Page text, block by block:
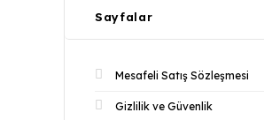
Sayfalar
Mesafeli Satış Sözleşmesi
Gizlilik ve Güvenlik